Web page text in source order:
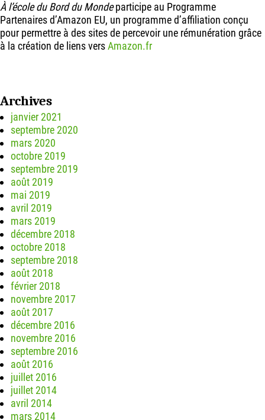
À l’école du Bord du Mondeparticipe au Programme
Partenaires d’Amazon EU, un programme d’affiliation conçu
pour permettre à des sites de percevoir une rémunération grâce
à la création de liens versAmazon.fr
Archives
janvier 2021
septembre 2020
mars 2020
octobre 2019
septembre 2019
août 2019
mai 2019
avril 2019
mars 2019
décembre 2018
octobre 2018
septembre 2018
août 2018
février 2018
novembre 2017
août 2017
décembre 2016
novembre 2016
septembre 2016
août 2016
juillet 2016
juillet 2014
avril 2014
mars 2014